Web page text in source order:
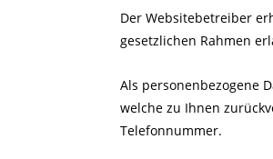
Der Websitebetreiber
gesetzlichen Rahmen
Als personenbezogene
welche zu Ihnen
Telefonnummer.